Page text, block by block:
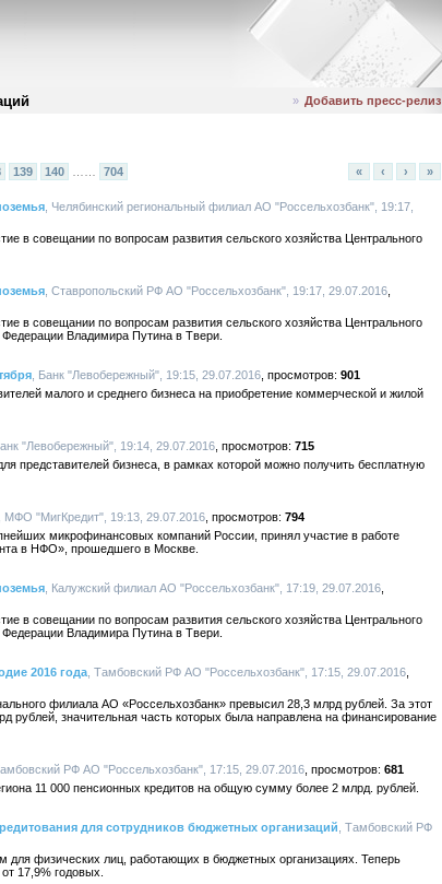
» Добавить пресс-релиз
139 140 704 « ‹ › »
, Челябинский региональный филиал АО "Россельхозбанк", 19:17,
в совещании по вопросам развития сельского хозяйства Центрального
, Ставропольский РФ АО "Россельхозбанк", 19:17, 29.07.2016
в совещании по вопросам развития сельского хозяйства Центрального
Владимира Путина в Твери.
, Банк "Левобережный", 19:15, 29.07.2016
901
малого и среднего бизнеса на приобретение коммерческой и жилой
"Левобережный", 19:14, 29.07.2016
715
представителей бизнеса, в рамках которой можно получить бесплатную
, МФО "МигКредит", 19:13, 29.07.2016
794
микрофинансовых компаний России, принял участие в работе
в НФО», прошедшего в Москве.
, Калужский филиал АО "Россельхозбанк", 17:19, 29.07.2016
в совещании по вопросам развития сельского хозяйства Центрального
Владимира Путина в Твери.
2016 года , Тамбовский РФ АО "Россельхозбанк", 17:15, 29.07.2016
филиала АО «Россельхозбанк» превысил 28,3 млрд рублей. За этот
значительная часть которых была направлена на финансирование
РФ АО "Россельхозбанк", 17:15, 29.07.2016
681
11 000 пенсионных кредитов на общую сумму более 2 млрд. рублей.
для сотрудников бюджетных организаций , Тамбовский РФ
для физических лиц, работающих в бюджетных организациях. Теперь
17,9% годовых.